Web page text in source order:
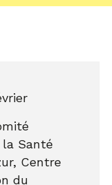
la Santé
Centre
du